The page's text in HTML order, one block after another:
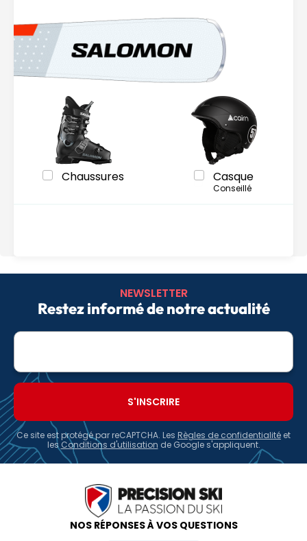
Chaussures Casque
Conseillé
NEWSLETTER
Restez informé de notre actualité
Adresse
Ce site est protégé par reCAPTCHA. Les Règles de confidentialité et
les Conditions d'utilisation de Google s'appliquent.
NOS RÉPONSES À VOS QUESTIONS